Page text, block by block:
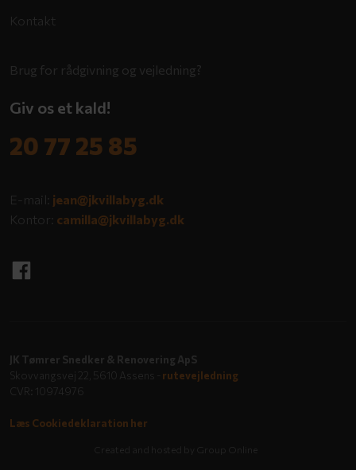
Kontakt
Brug for rådgivning og vejledning?
Giv os et kald!
20 7​7 2​5 85
E-mail: jean@jkvillabyg.dk
Kontor: camilla@jkvillabyg.dk
JK Tømrer Snedker & Renovering ApS
Skovvangsvej 22, 5610 Assens - rutevejledning
CVR: 10974976
Læs Cookiedeklaration her
Created and hosted by Group Online